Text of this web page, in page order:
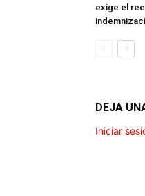
exige el
DEJA
Iniciar